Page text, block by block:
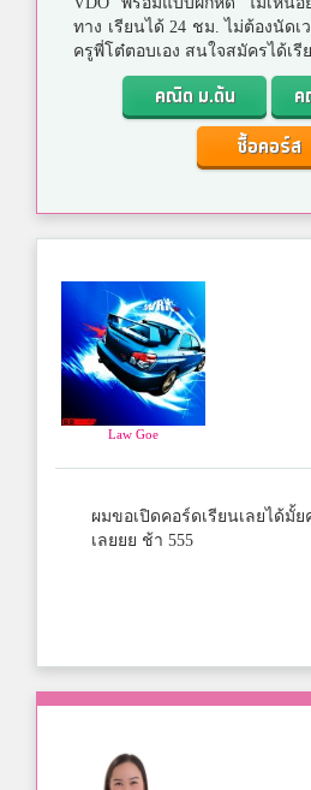
ทาง เรียนได้ 24 ชม. ไม่ต้องนัด
ครูพี่โต๋ตอบเอง สนใจสมัครได้เรี
คณิต ม.ต้น
ซื้อคอร์ส
Law Goe
ผมขอเปิดคอร์ดเรียนเลยได้มั้
เลยยย ช้า 555